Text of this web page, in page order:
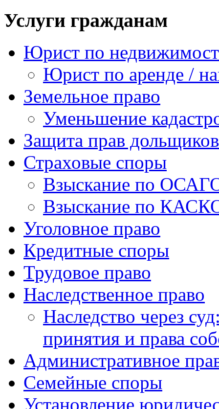
Услуги гражданам
Юрист по
Юрист по аренде /
Земельное право
Уменьшение
Защита прав дольщиков
Страховые споры
Взыскание по
Взыскание по
Уголовное право
Кредитные споры
Трудовое право
Наследственное право
Наследство через
принятия и права
Административное
Семейные споры
Установление